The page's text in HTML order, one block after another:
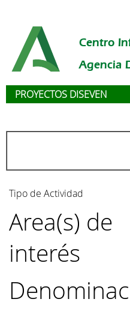
Centro
Agencia
PROYECTOS DISEVEN
Tipo de Actividad
Area(s) de
interés